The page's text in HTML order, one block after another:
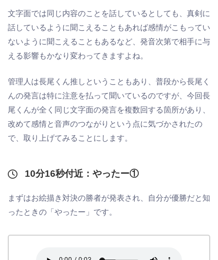
文字面では同じ内容のことを話しているとしても、真剣に
話しているように聞こえることもあれば感情がこもってい
ないように聞こえることもあるなど、発音次第で相手に与
える影響もかなり変わってきますよね。
管理人は長尾くん推しということもあり、普段から長尾く
んの発言は特に注意を払って聞いているのですが、今回長
尾くんが全く同じ文字面の発言を複数回する箇所があり、
改めて感情と音声のつながりという点に気づかされたの
で、取り上げてみることにします。
10分16秒付近：やったー①
まずはお絵描き対決の勝者が発表され、自分が優勝だと知
ったときの「やったー」です。